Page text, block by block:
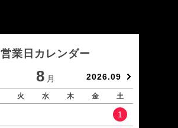
営業日カレンダー
8 月 2026.09
火 水 木 金 土
1